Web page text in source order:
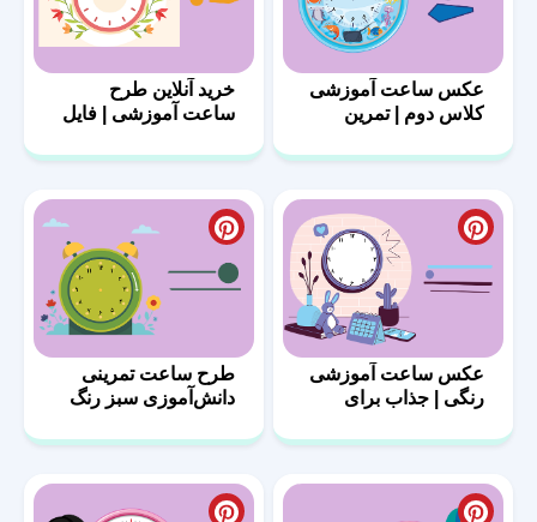
عکس ساعت آموزشی
کلاس دوم | تمرین
خرید آنلاین طرح
ساعت آموزشی | فایل
عکس ساعت آموزشی
رنگی | جذاب برای
طرح ساعت تمرینی
دانش‌آموزی سبز رنگ